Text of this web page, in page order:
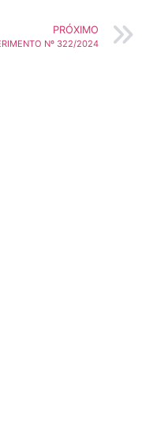
PRÓXIMO
Nº 322/2024